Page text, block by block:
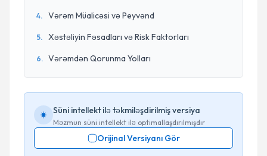
4. Vərəm Müalicəsi və Peyvənd
5. Xəstəliyin Fəsadları və Risk Faktorları
6. Vərəmdən Qorunma Yolları
Süni intellekt ilə təkmiləşdirilmiş versiya
Məzmun süni intellekt ilə optimallaşdırılmışdır
Orijinal Versiyanı Gör